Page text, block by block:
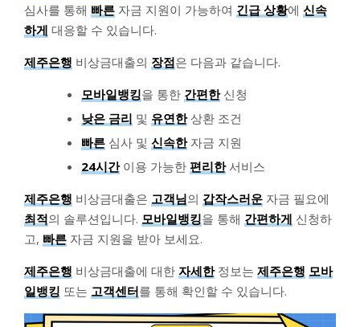
심사를 통해 빠른 자금 지원이 가능하여 긴급 상황에 신속
하게 대응할 수 있습니다.
제주은행 비상금대출의 장점은 다음과 같습니다.
모바일뱅킹을 통한 간편한신청
낮은 금리 및 유연한상환 조건
빠른 심사 및 신속한자금 지원
24시간이용 가능한 편리한서비스
제주은행 비상금대출은 고객님의 갑작스러운 자금 필요에
최적의 솔루션입니다. 모바일뱅킹을 통해 간편하게 신청하
고, 빠른 자금 지원을 받아 보세요.
제주은행 비상금대출에 대한 자세한정보는 제주은행 모바
일뱅킹 또는 고객센터를 통해 확인할 수 있습니다.